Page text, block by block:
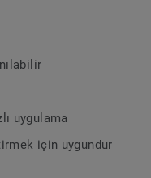
uygulama
için uygundur